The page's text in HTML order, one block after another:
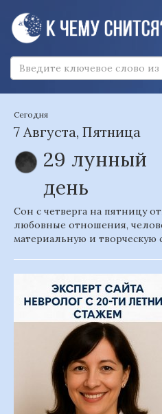
Сегодня
7 Августа, Пятница
29 лунный
день
Сон с четверга на пятницу
любовные отношения,
материальную и творческую